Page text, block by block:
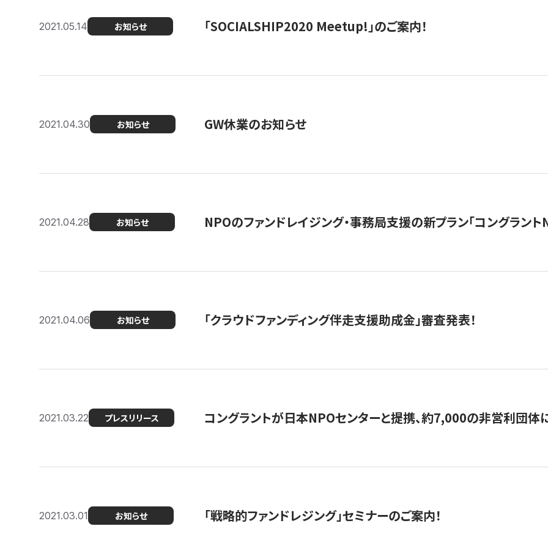
2021.05.14 お知らせ 「SOCIALSHIP2020 Meetup!」のご案内！
2021.04.30 お知らせ GW休業のお知らせ
2021.04.28 お知らせ NPOのファンドレイジング・事務局支援の新プラン「コングラント
2021.04.06 お知らせ 「クラウドファンディング伴走支援助成金」審査発表！
2021.03.22 プレスリリース コングラントが日本NPOセンターと提携、約7,000の非営利団体
2021.03.01 お知らせ 「戦略的ファンドレジング」セミナーのご案内！